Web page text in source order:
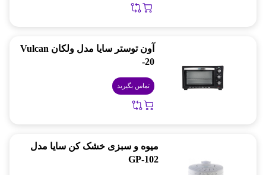
آون توستر سایا مدل ولکان Vulcan
-20
تماس بگیرید
میوه و سبزی خشک کن سایا مدل
GP-102